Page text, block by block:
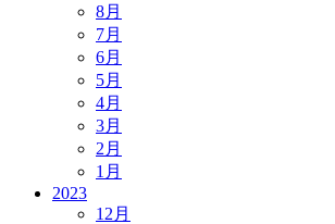
8月
7月
6月
5月
4月
3月
2月
1月
2023
12月